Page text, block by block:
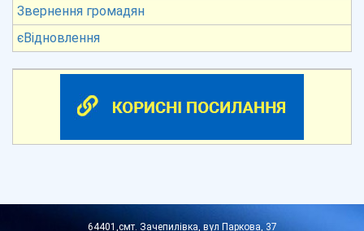
Звернення громадян
єВідновлення
64401,смт. Зачепилівка, вул Паркова, 37